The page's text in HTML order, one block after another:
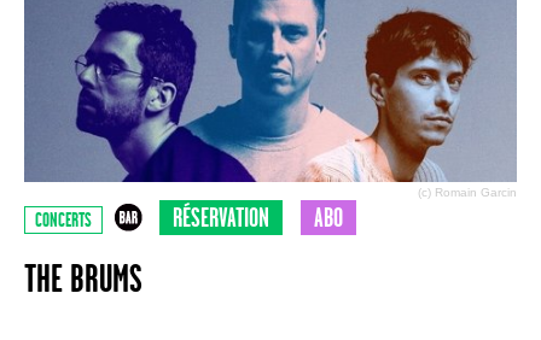
(c) Romain Garcin
CONCERTS RÉSERVATION ABO
THE BRUMS